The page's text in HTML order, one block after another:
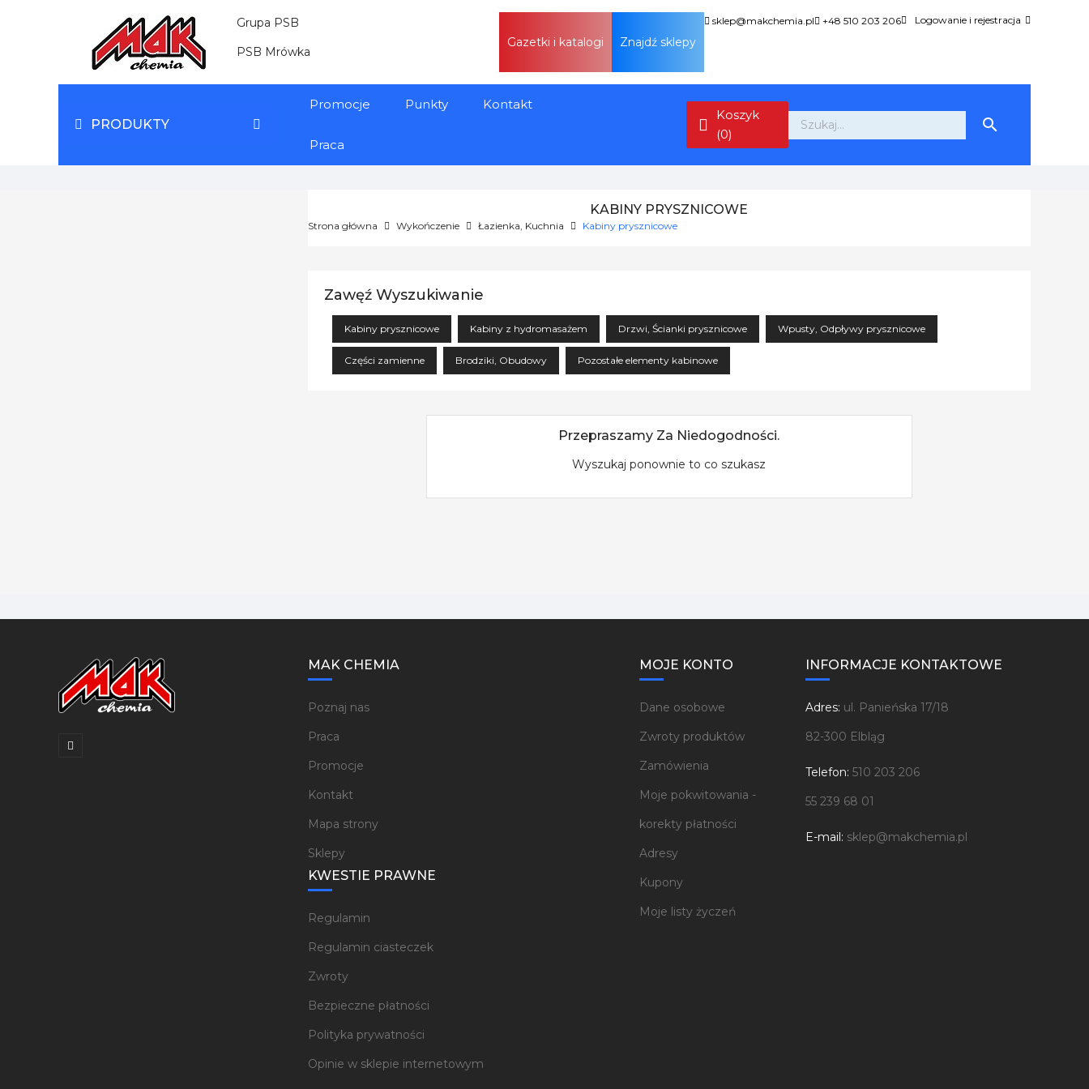
Grupa PSB
PSB Mrówka
Gazetki i katalogi Znajdź sklepy
sklep@makchemia.pl +48 510 203 206 Logowanie i rejestracja
PRODUKTY
Promocje Punkty Kontakt
Praca
Koszyk
(0)

KABINY PRYSZNICOWE
Strona główna Wykończenie Łazienka, Kuchnia Kabiny prysznicowe
Zawęź Wyszukiwanie
Kabiny prysznicowe Kabiny z hydromasażem Drzwi, Ścianki prysznicowe Wpusty, Odpływy prysznicowe
Części zamienne Brodziki, Obudowy Pozostałe elementy kabinowe
Przepraszamy Za Niedogodności.
Wyszukaj ponownie to co szukasz
MAK CHEMIA
Poznaj nas
Praca
Promocje
Kontakt
Mapa strony
Sklepy
KWESTIE PRAWNE
Regulamin
Regulamin ciasteczek
Zwroty
Bezpieczne płatności
Polityka prywatności
Opinie w sklepie internetowym
MOJE KONTO
Dane osobowe
Zwroty produktów
Zamówienia
Moje pokwitowania -
korekty płatności
Adresy
Kupony
Moje listy życzeń
INFORMACJE KONTAKTOWE
Adres: ul. Panieńska 17/18
82-300 Elbląg
Telefon: 510 203 206
55 239 68 01
E-mail: sklep@makchemia.pl